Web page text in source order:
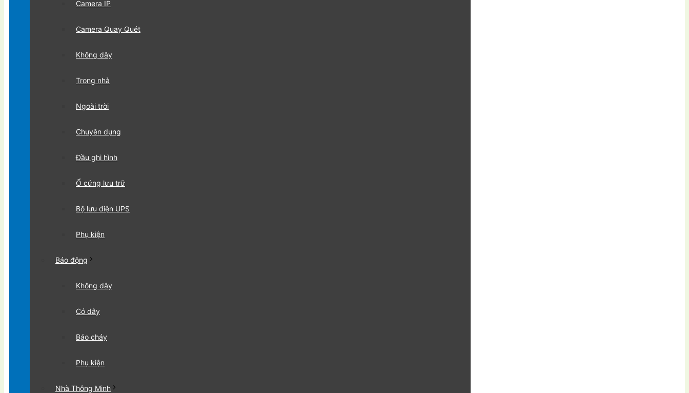
Camera IP
Camera Quay Quét
Không dây
Trong nhà
Ngoài trời
Chuyên dụng
Đầu ghi hình
Ổ cứng lưu trữ
Bộ lưu điện UPS
Phụ kiện
Báo động
Không dây
Có dây
Báo cháy
Phụ kiện
Nhà Thông Minh